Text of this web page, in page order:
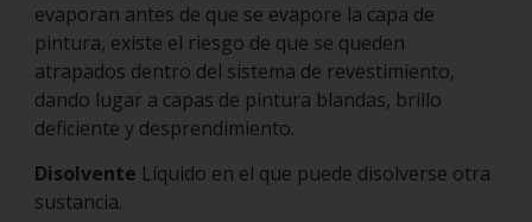
evaporan antes de que se evapore la capa de
pintura, existe el riesgo de que se queden
atrapados dentro del sistema de revestimiento,
dando lugar a capas de pintura blandas, brillo
deficiente y desprendimiento.
Disolvente Líquido en el que puede disolverse otra
sustancia.